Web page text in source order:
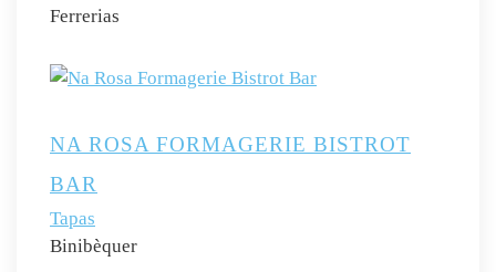
Ferrerias
NA ROSA FORMAGERIE BISTROT
BAR
Tapas
Binibèquer